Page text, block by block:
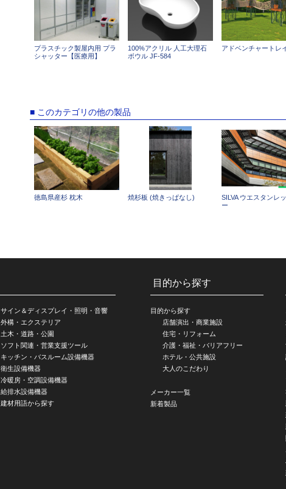
プラスチック製屋内用 プラ
シャッター【医療用】
100%アクリル 人工大理石
ボウル JF-584
アドベンチャートレ
■ このカテゴリの他の製品
徳島県産杉 枕木 焼杉板 (焼きっぱなし)
SILVA ウエスタンレ
ー
サイン＆ディスプレイ・照明・音響
外構・エクステリア
土木・道路・公園
ソフト関連・営業支援ツール
キッチン・バスルーム設備機器
衛生設備機器
冷暖房・空調設備機器
給排水設備機器
建材用語から探す
目的から探す
目的から探す
店舗演出・商業施設
住宅・リフォーム
介護・福祉・バリアフリー
ホテル・公共施設
大人のこだわり
メーカー一覧
新着製品